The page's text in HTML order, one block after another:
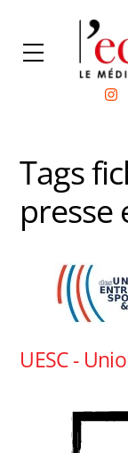
content
Menu
Tags
presse
UESC -